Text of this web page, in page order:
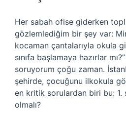
Her sabah ofise giderken
gözlemlediğim bir şey var:
kocaman çantalarıyla okula
sınıfa başlamaya hazırlar
soruyorum çoğu zaman.
şehirde, çocuğunu ilkokula
en kritik sorulardan biri bu: 1.
olmalı?